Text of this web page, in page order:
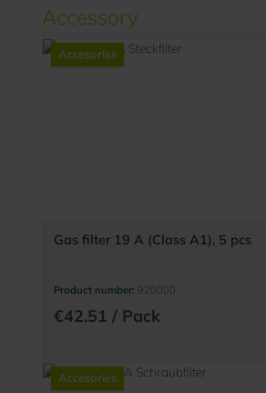
Skip product gallery
Accessory
Accesories
Gas filter 19 A (Class A1), 5 pcs
Product number: 920000
€42.51 / Pack
Accesories